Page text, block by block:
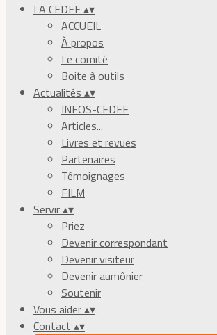
LA CEDEF▴▾
ACCUEIL
À propos
Le comité
Boite à outils
Actualités ▴▾
INFOS-CEDEF
Articles...
Livres et revues
Partenaires
Témoignages
FILM
Servir▴▾
Priez
Devenir correspondant
Devenir visiteur
Devenir aumônier
Soutenir
Vous aider▴▾
Contact ▴▾